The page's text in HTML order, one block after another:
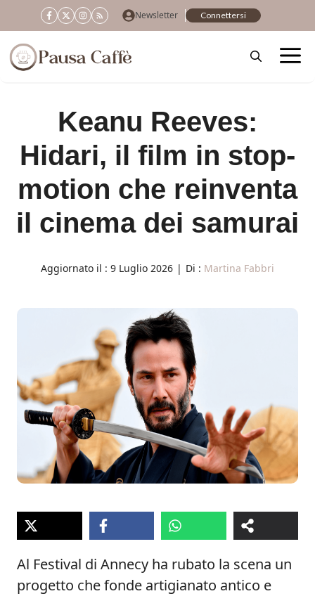
al
contenuto
Newsletter Connettersi
Keanu Reeves:
Hidari, il film in stop-
motion che reinventa
il cinema dei samurai
Aggiornato il : 9 Luglio 2026 | Di : Martina Fabbri
Al Festival di Annecy ha rubato la scena un
progetto che fonde artigianato antico e